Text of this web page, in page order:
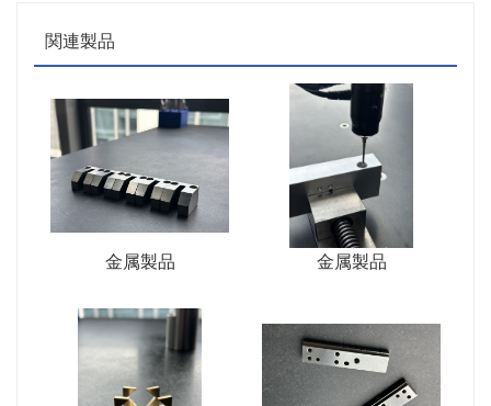
関連製品
金属製品 金属製品